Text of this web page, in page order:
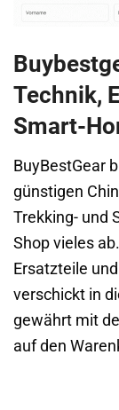
Technik,
Smart-
BuyBestGear
günstigen
Trekking- und
Shop vieles
Ersatzteile
verschickt in
gewährt mit
auf den